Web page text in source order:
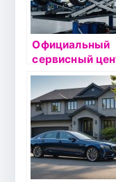
Официальный
сервисный
Volkswagen:
Качественное
у дилера в